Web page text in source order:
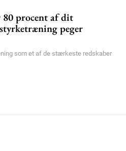
80 procent af dit
peger
som et af de stærkeste redskaber